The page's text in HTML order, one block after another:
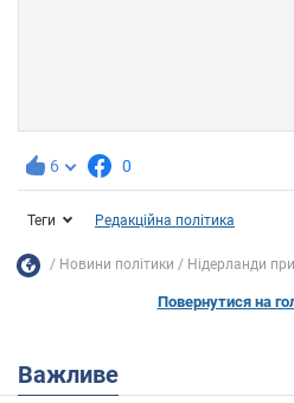
6 0
Теги Редакційна політика
Новини політики Нідерланди
Повернутися на
Важливе